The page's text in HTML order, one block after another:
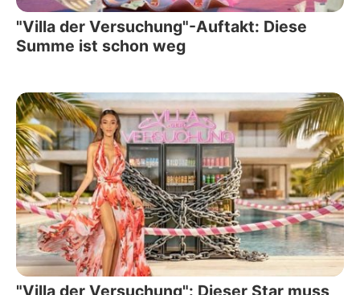
"Villa der Versuchung"-Auftakt: Diese
Summe ist schon weg